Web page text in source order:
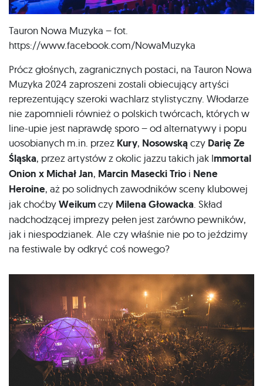
Tauron Nowa Muzyka – fot.
https://www.facebook.com/NowaMuzyka
Prócz głośnych, zagranicznych postaci, na Tauron Nowa
Muzyka 2024 zaproszeni zostali obiecujący artyści
reprezentujący szeroki wachlarz stylistyczny. Włodarze
nie zapomnieli również o polskich twórcach, których w
line-upie jest naprawdę sporo – od alternatywy i popu
uosobianych m.in. przez Kury, Nosowskączy Darię Ze
Śląska, przez artystów z okolic jazzu takich jak Immortal
Onion x Michał Jan, Marcin Masecki Trio i Nene
Heroine, aż po solidnych zawodników sceny klubowej
jak choćbyWeikumczy Milena Głowacka . Skład
nadchodzącej imprezy pełen jest zarówno pewników,
jak i niespodzianek. Ale czy właśnie nie po to jeździmy
na festiwale by odkryć coś nowego?